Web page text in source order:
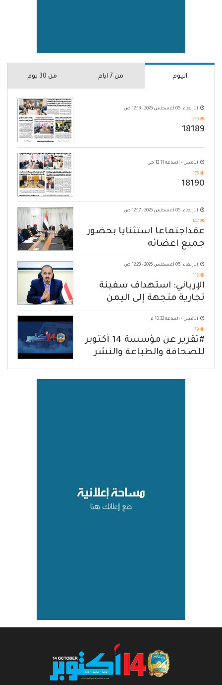
اليوم من 7 ايام من 30 يوم
الأربعاء, 05 أغسطس 2026 - 12:13 ص
239
18189
الأمس - الساعة 12:11 ص
176
18190
الأربعاء, 05 أغسطس 2026 - 12:17 ص
147
عقداجتماعا استثنايا بحضور
جميع اعضائه
الأربعاء, 05 أغسطس 2026 - 12:23 ص
112
الإرياني: استهداف سفينة
تجارية متجهة إلى اليمن
يكشف حصار الحوثي للشعب
الأمس - الساعة 10:32 م
79
#تقرير عن مؤسسة 14 أكتوبر
للصحافة والطباعة والنشر